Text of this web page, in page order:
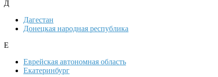
Д
Дагестан
Донецкая народная республика
Е
Еврейская автономная область
Екатеринбург